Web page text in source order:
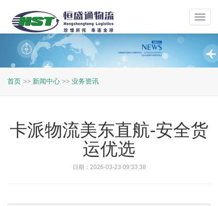
首页 >> 新闻中心 >> 业务资讯
卡派物流美东直航-安全货
运优选
日期：2026-03-23 09:33:38